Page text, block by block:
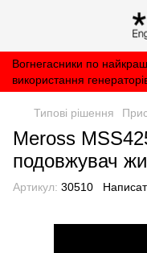
Вогнегасники по
використання
Типові рішення
Meross
подовжувач
Артикул: 30510